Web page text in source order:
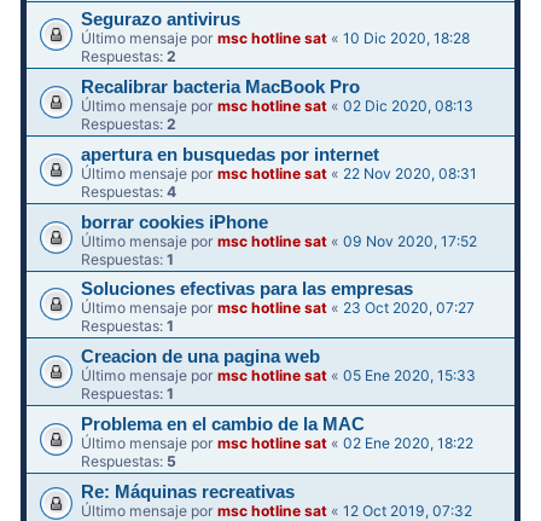
Segurazo antivirus
Último mensaje pormsc hotline sat «10 Dic 2020, 18:28
Respuestas:2
Recalibrar bacteria MacBook Pro
Último mensaje pormsc hotline sat «02 Dic 2020, 08:13
Respuestas:2
apertura en busquedas por internet
Último mensaje pormsc hotline sat « 22 Nov 2020, 08:31
Respuestas:4
borrar cookies iPhone
Último mensaje pormsc hotline sat «09 Nov 2020, 17:52
Respuestas:1
Soluciones efectivas para las empresas
Último mensaje pormsc hotline sat « 23 Oct 2020, 07:27
Respuestas:1
Creacion de una pagina web
Último mensaje pormsc hotline sat «05 Ene 2020, 15:33
Respuestas:1
Problema en el cambio de la MAC
Último mensaje pormsc hotline sat «02 Ene 2020, 18:22
Respuestas: 5
Re: Máquinas recreativas
Último mensaje pormsc hotline sat «12 Oct 2019, 07:32